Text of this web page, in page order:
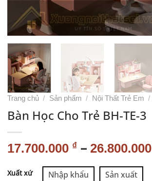
Trang chủ / Sản phẩm / Nội Thất Trẻ Em /
Bàn Học Cho Trẻ BH-TE-3
17.700.000 ₫ – 26.800.000
Xuất xứ Nhập khẩu Sản xuất
Alternative: